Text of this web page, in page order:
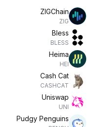
ZIGChain
ZIG
Bless
BLESS
Heima
HEI
Cash Cat
CASHCAT
Uniswap
UNI
Pudgy Penguins